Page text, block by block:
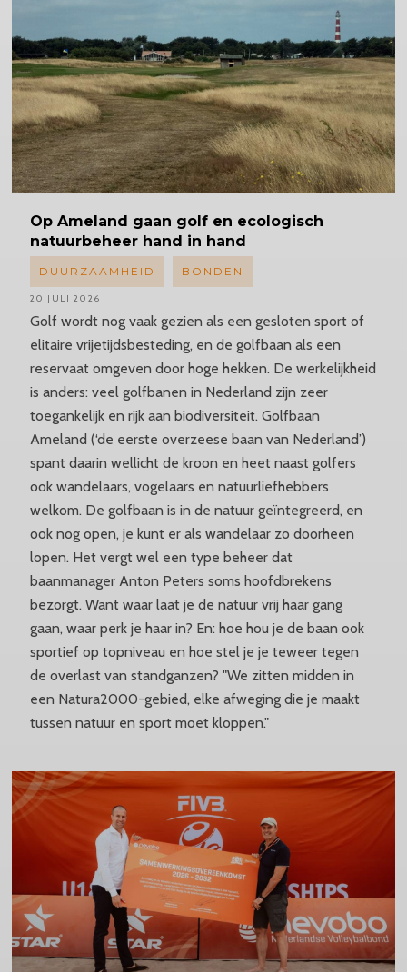
Op Ameland gaan golf en ecologisch
natuurbeheer hand in hand
Golf wordt nog vaak gezien als een gesloten sport of
elitaire vrijetijdsbesteding, en de golfbaan als een
reservaat omgeven door hoge hekken. De werkelijkheid
is anders: veel golfbanen in Nederland zijn zeer
toegankelijk en rijk aan biodiversiteit. Golfbaan
Ameland (‘de eerste overzeese baan van Nederland’)
spant daarin wellicht de kroon en heet naast golfers
ook wandelaars, vogelaars en natuurliefhebbers
welkom. De golfbaan is in de natuur geïntegreerd, en
ook nog open, je kunt er als wandelaar zo doorheen
lopen. Het vergt wel een type beheer dat
baanmanager Anton Peters soms hoofdbrekens
bezorgt. Want waar laat je de natuur vrij haar gang
gaan, waar perk je haar in? En: hoe hou je de baan ook
sportief op topniveau en hoe stel je je teweer tegen
de overlast van standganzen? "We zitten midden in
een Natura2000-gebied, elke afweging die je maakt
tussen natuur en sport moet kloppen."
DUURZAAMHEID BONDEN
20 JULI 2026